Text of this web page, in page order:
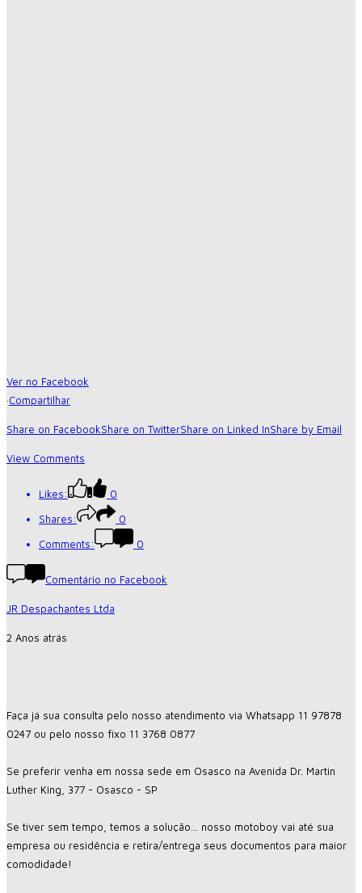
Ver no Facebook
·Compartilhar
Share on FacebookShare on TwitterShare on Linked InShare by Email
View Comments
Likes:
0
Shares:
0
Comments:
0
Comentário no Facebook
JR Despachantes Ltda
2 Anos atrás
Faça já sua consulta pelo nosso atendimento via Whatsapp 11 97878
0247 ou pelo nosso fixo 11 3768 0877
Se preferir venha em nossa sede em Osasco na Avenida Dr. Martin
Luther King, 377 - Osasco - SP
Se tiver sem tempo, temos a solução... nosso motoboy vai até sua
empresa ou residência e retira/entrega seus documentos para maior
comodidade!